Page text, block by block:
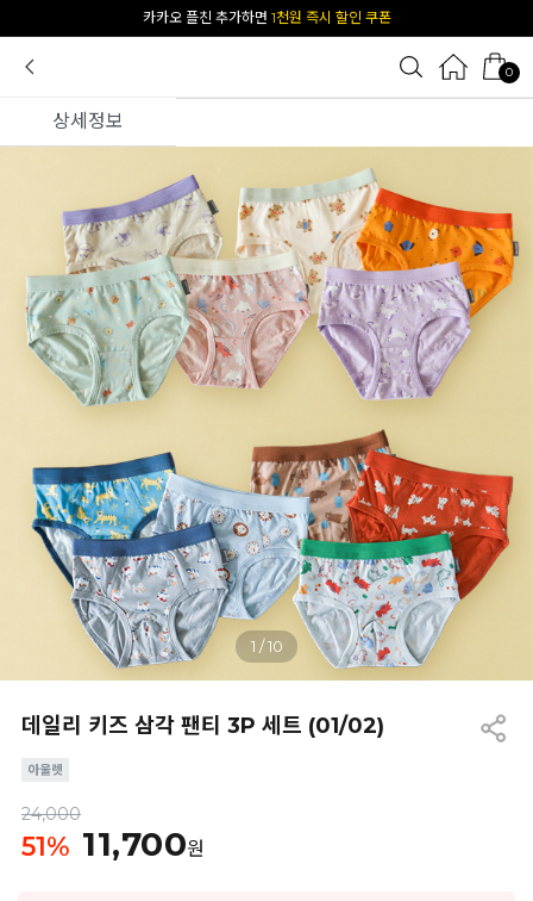
[공식몰 단독] 앱 다운받고2% 결제 할인 받기
0
상세정보
1 /10
데일리 키즈 삼각 팬티 3P 세트 (01/02)
24,000
51% 11,700원